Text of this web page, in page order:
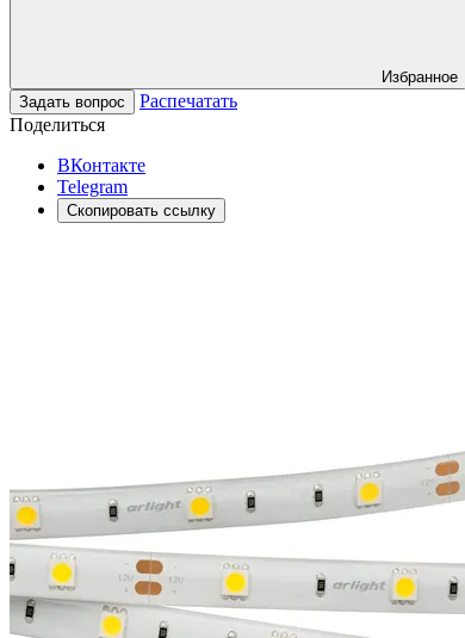
Избранное
Задать вопрос
Распечатать
Поделиться
ВКонтакте
Telegram
Скопировать ссылку